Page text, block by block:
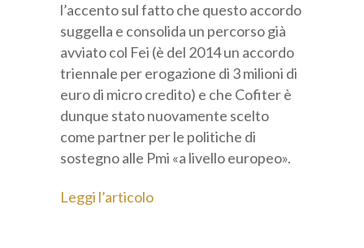
l’accento sul fatto che questo accordo
suggella e consolida un percorso già
avviato col Fei (è del 2014 un accordo
triennale per erogazione di 3 milioni di
euro di micro credito) e che Cofiter è
dunque stato nuovamente scelto
come partner per le politiche di
sostegno alle Pmi «a livello europeo».
Leggi l’articolo